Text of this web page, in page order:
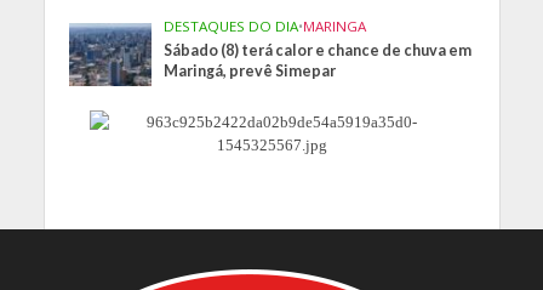
DESTAQUES DO DIA•MARINGA
Sábado (8) terá calor e chance de chuva em
Maringá, prevê Simepar